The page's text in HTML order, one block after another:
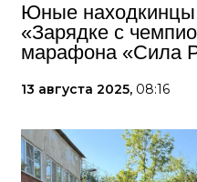
Юные находкинцы
«Зарядке с
марафона «Сила
13 августа 2025, 08:16